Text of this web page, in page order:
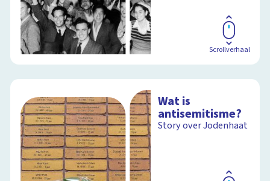
Scrollverhaal
Wat is
antisemitisme?
Story over Jodenhaat